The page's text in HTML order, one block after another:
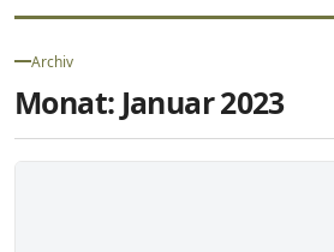
Archiv
Monat: Januar 2023